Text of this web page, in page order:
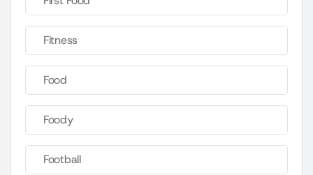
Fitness
Food
Foody
Football